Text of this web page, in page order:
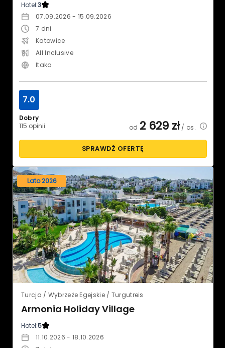
Hotel:3
07.09.2026 - 15.09.2026
7 dni
Katowice
All Inclusive
Itaka
Dobry
115 opinii
7.0
od 2 629 zł/ os.
SPRAWDŹ OFERTĘ
Lato 2026
Turcja / Wybrzeże Egejskie / Turgutreis
Armonia Holiday Village
Hotel:5
11.10.2026 - 18.10.2026